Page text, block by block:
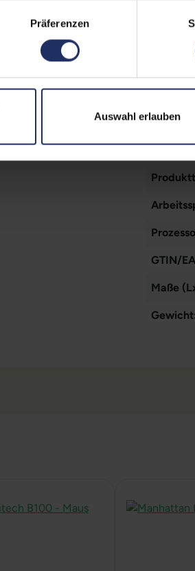
Präferenzen
Auswahl erlauben
Zustand:
GTIN/
Maße